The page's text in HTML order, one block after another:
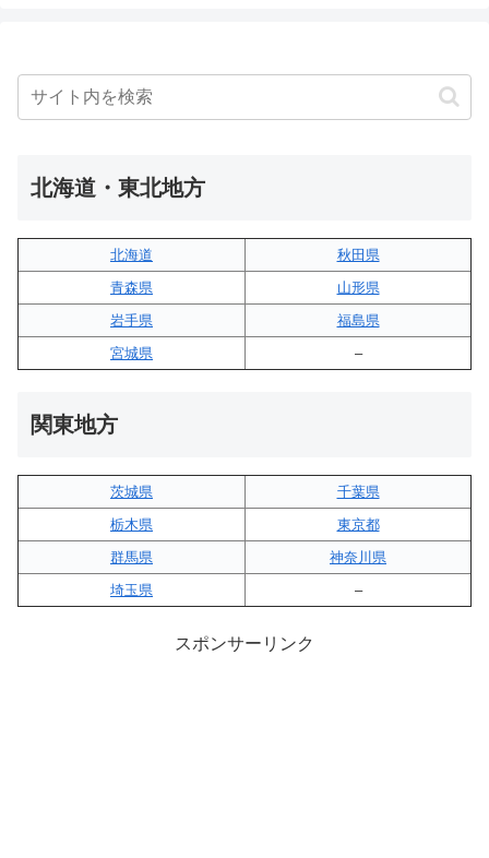
北海道・東北地方
北海道
秋田県
青森県
山形県
岩手県
福島県
宮城県
–
関東地方
茨城県
千葉県
栃木県
東京都
群馬県
神奈川県
埼玉県
–
スポンサーリンク